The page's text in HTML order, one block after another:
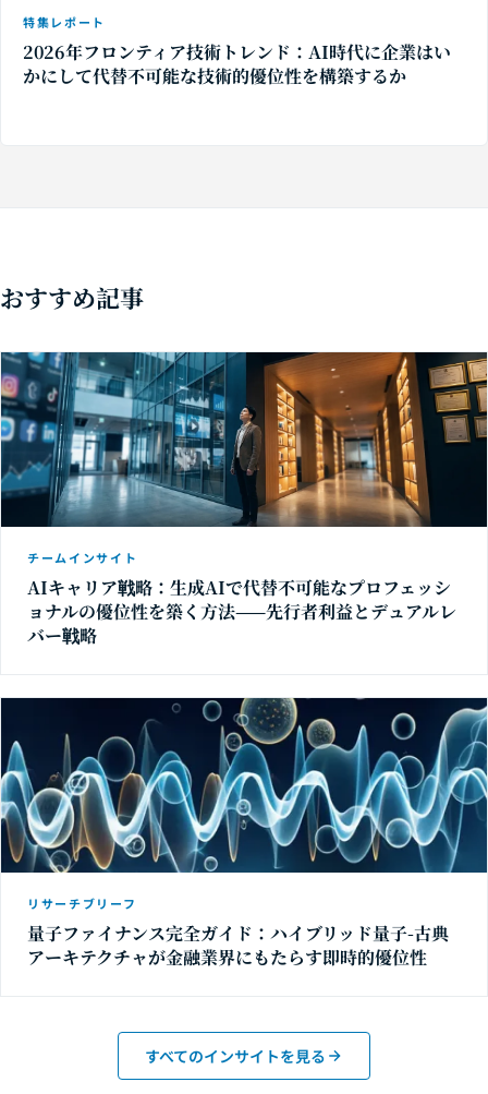
特集レポート
2026年フロンティア技術トレンド：AI時代に企業はい
かにして代替不可能な技術的優位性を構築するか
おすすめ記事
チームインサイト
AIキャリア戦略：生成AIで代替不可能なプロフェッシ
ョナルの優位性を築く方法——先行者利益とデュアルレ
バー戦略
リサーチブリーフ
量子ファイナンス完全ガイド：ハイブリッド量子-古典
アーキテクチャが金融業界にもたらす即時的優位性
すべてのインサイトを見る